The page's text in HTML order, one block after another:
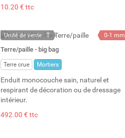
10.20 € ttc
Unité de vente : T
En stock
Stock : 8
0-1 mm
Terre/paille - big bag
Terre crue Mortiers
Enduit monocouche sain, naturel et
respirant de décoration ou de dressage
intérieur.
492.00 € ttc